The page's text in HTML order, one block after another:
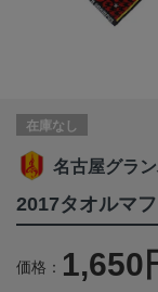
在庫なし
名古屋グラ
2017タオルマ
価格： 1,650